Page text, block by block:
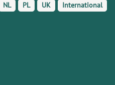
NL PL UK International